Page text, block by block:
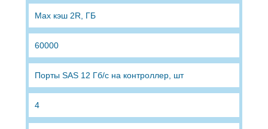
Max кэш 2R, ГБ
60000
Порты SAS 12 Гб/c на контроллер, шт
4